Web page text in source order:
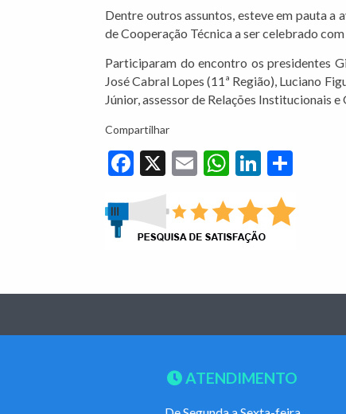
Dentre outros assuntos, esteve em pauta a
de Cooperação Técnica a ser celebrado
Participaram do encontro os presidentes
José Cabral Lopes (11ª Região), Luciano
Júnior, assessor de Relações Institucionais
Compartilhar
Facebook
X EmailWhatsApp
LinkedIn
ATENDIMENTO